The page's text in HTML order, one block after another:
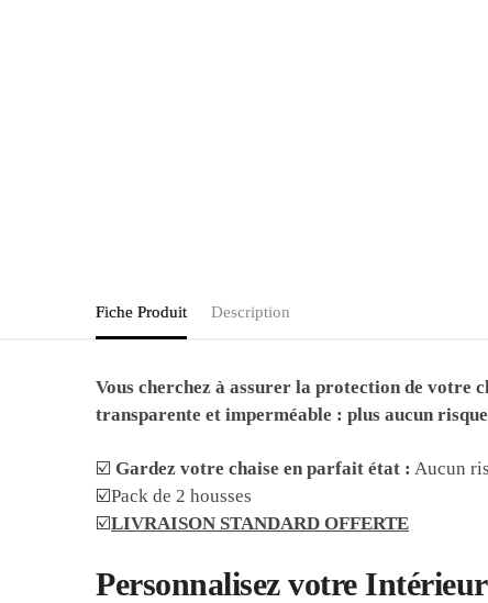
Fiche Produit Description
Vous cherchez à assurer la protection de votre
transparente et imperméable : plus aucun
☑️Gardez votre chaise en parfait état : Aucun
☑️Pack de 2 housses
☑️LIVRAISON STANDARD OFFERTE
Personnalisez votre